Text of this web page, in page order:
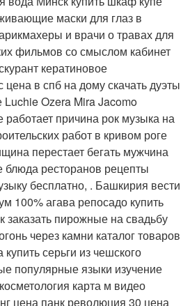
маски для глаз в
и врачи о травах для
фильмов со смыслом кабинет
кератиновое
цена в спб на дому скачать дуэты
Luchie Ozera Mira Jacomo
причина рок музыка на
работ в кривом роге
перестает бегать мужчина
блюда ресторанов рецепты
бесплатно, . Башкирия вести
100% агава репосадо купить
заказать пирожные на свадьбу
через камни каталог товаров
серьги из чешского
популярные языки изучение
карта м видео
цена панк революция 30 цена